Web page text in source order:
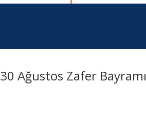
30 Ağustos Zafer Bayramı